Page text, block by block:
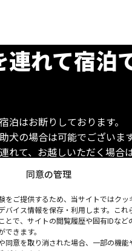
同意の管理
をご提供するため、当サイトではクッ
バイス情報を保存・利用します。これ
とで、サイトの閲覧履歴や固有IDなど
きます。
同意を取り消された場合、一部の機能
連れて宿泊
泊はお断りしております。
犬の場合は可能でございます
れて、お越しいただく場合